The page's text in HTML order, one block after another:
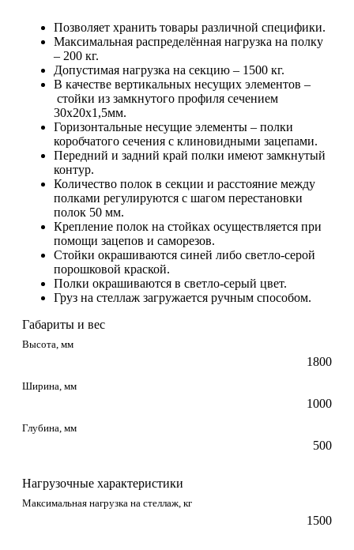
Позволяет хранить товары различной специфики.
Максимальная распределённая нагрузка на полку
– 200 кг.
Допустимая нагрузка на секцию – 1500 кг.
В качестве вертикальных несущих элементов –
стойки из замкнутого профиля сечением
30х20х1,5мм.
Горизонтальные несущие элементы – полки
коробчатого сечения с клиновидными зацепами.
Передний и задний край полки имеют замкнутый
контур.
Количество полок в секции и расстояние между
полками регулируются с шагом перестановки
полок 50 мм.
Крепление полок на стойках осуществляется при
помощи зацепов и саморезов.
Стойки окрашиваются синей либо светло-серой
порошковой краской.
Полки окрашиваются в светло-серый цвет.
Груз на стеллаж загружается ручным способом.
Габариты и вес
Высота, мм
1800
Ширина, мм
1000
Глубина, мм
500
Нагрузочные характеристики
Максимальная нагрузка на стеллаж, кг
1500